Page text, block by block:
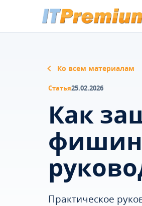
Ко всем материалам
Статья25.02.2026
Как
Практическое